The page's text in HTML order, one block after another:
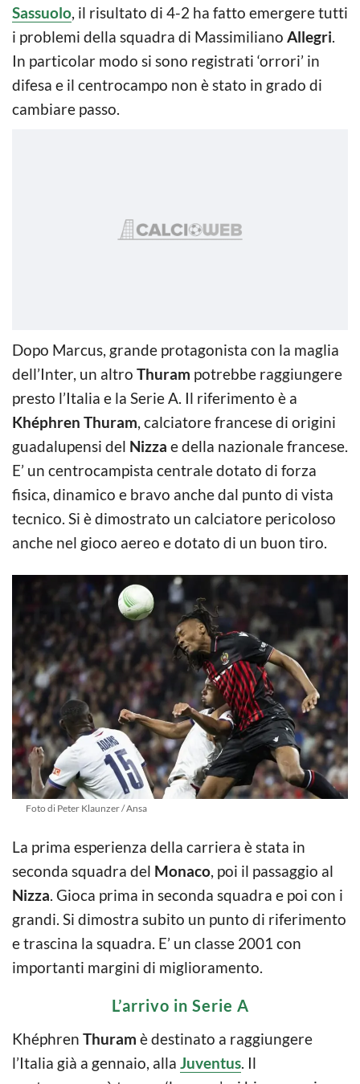
Sassuolo, il risultato di 4-2 ha fatto emergere tutti
i problemi della squadra di Massimiliano Allegri.
In particolar modo si sono registrati ‘orrori’ in
difesa e il centrocampo non è stato in grado di
cambiare passo.
Dopo Marcus, grande protagonista con la maglia
dell’Inter, un altro Thuram potrebbe raggiungere
presto l’Italia e la Serie A. Il riferimento è a
Khéphren Thuram, calciatore francese di origini
guadalupensi del Nizza e della nazionale francese.
E’ un centrocampista centrale dotato di forza
fisica, dinamico e bravo anche dal punto di vista
tecnico. Si è dimostrato un calciatore pericoloso
anche nel gioco aereo e dotato di un buon tiro.
Foto di Peter Klaunzer / Ansa
La prima esperienza della carriera è stata in
seconda squadra del Monaco, poi il passaggio al
Nizza. Gioca prima in seconda squadra e poi con i
grandi. Si dimostra subito un punto di riferimento
e trascina la squadra. E’ un classe 2001 con
importanti margini di miglioramento.
L’arrivo in Serie A
Khéphren Thuram è destinato a raggiungere
l’Italia già a gennaio, alla Juventus. Il